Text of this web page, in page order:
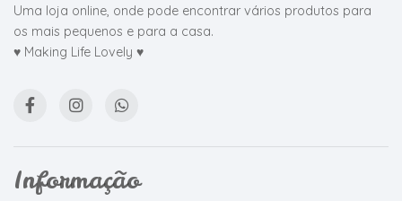
Uma loja online, onde pode encontrar vários produtos para
os mais pequenos e para a casa.
♥ Making Life Lovely ♥
Informação